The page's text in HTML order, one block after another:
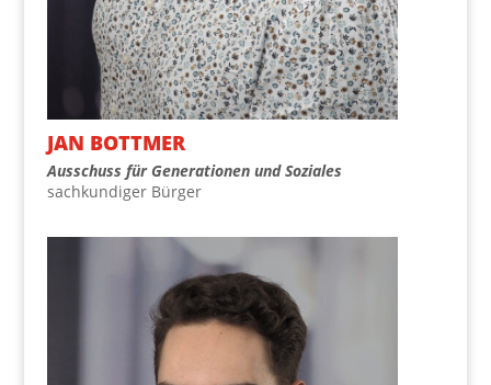
JAN BOT­T­MER
Aus­schuss für Gene­ra­tio­nen und Soziales
sach­kun­di­ger Bürger